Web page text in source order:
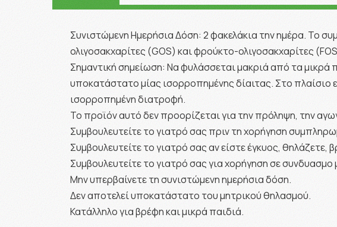
Συνιστώμενη Ημερήσια Δόση: 2 φακελάκια την ημέρα. Το
ολιγοσακχαρίτες (GOS) και φρούκτο-ολιγοσακχαρίτες
Σημαντική σημείωση: Να φυλάσσεται μακριά από τα
υποκατάστατο μίας ισορροπημένης δίαιτας. Στο πλαίσιο
ισορροπημένη διατροφή.
Το προϊόν αυτό δεν προορίζεται για την πρόληψη, την
Συμβουλευτείτε το γιατρό σας πριν τη χορήγηση
Συμβουλευτείτε το γιατρό σας αν είστε έγκυος,
Συμβουλευτείτε το γιατρό σας για χορήγηση σε
Μην υπερβαίνετε τη συνιστώμενη ημερήσια δόση.
Δεν αποτελεί υποκατάστατο του μητρικού θηλασμού.
Κατάλληλο για βρέφη και μικρά παιδιά.